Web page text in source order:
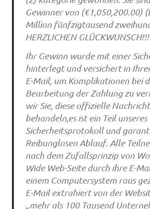
Gewinner von (€1,050,200.00)
Million fünfzigtausend
HERZLICHEN GLÜCKWUNSCH!!!
Ihr Gewinn wurde mit einer
hinterlegt und versichert in
E-Mail, um Komplikationen bei
Bearbeitung der Zahlung zu
wir Sie, diese offizielle
behandeln,es ist ein Teil unseres
Sicherheitsprotokoll und
Reibunglosen Ablauf. Alle
nach dem Zufallsprinzip von
Wide Web-Seite durch ihre E-
einem Computersystem raus
E-Mail extrahiert von der
„mehr als 100 Tausend